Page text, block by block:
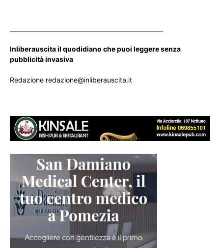
Inliberauscita il quodidiano che puoi leggere senza
pubblicità invasiva
Redazione redazione@inliberauscita.it